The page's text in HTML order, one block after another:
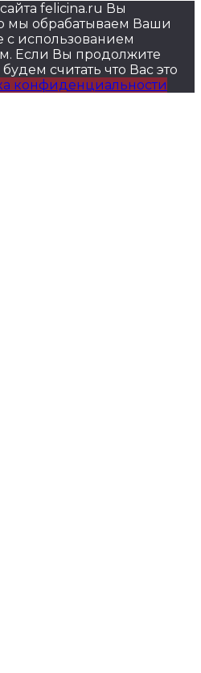
felicina.ru Вы
мы обрабатываем Ваши
использованием
Если Вы продолжите
считать что Вас это
конфиденциальности